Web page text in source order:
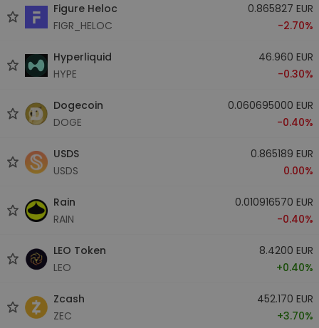
Figure Heloc
FIGR_HELOC
0.865827 EUR
-2.70%
Hyperliquid
HYPE
46.960 EUR
-0.30%
Dogecoin
DOGE
0.060695000 EUR
-0.40%
USDS
USDS
0.865189 EUR
0.00%
Rain
RAIN
0.010916570 EUR
-0.40%
LEO Token
LEO
8.4200 EUR
+0.40%
Zcash
ZEC
452.170 EUR
+3.70%